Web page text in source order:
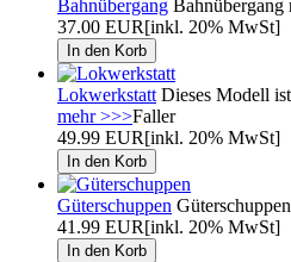
Bahnübergang Bahnübergang
37.00 EUR[inkl. 20% MwSt]
Lokwerkstatt Dieses Modell
mehr >>>Faller
49.99 EUR[inkl. 20% MwSt]
Güterschuppen
41.99 EUR[inkl. 20% MwSt]